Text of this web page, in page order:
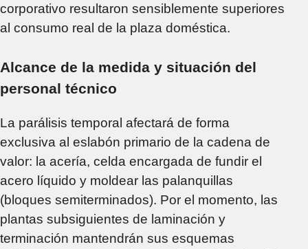
corporativo resultaron sensiblemente superiores
al consumo real de la plaza doméstica.
Alcance de la medida y situación del
personal técnico
La parálisis temporal afectará de forma
exclusiva al eslabón primario de la cadena de
valor: la acería, celda encargada de fundir el
acero líquido y moldear las palanquillas
(bloques semiterminados). Por el momento, las
plantas subsiguientes de laminación y
terminación mantendrán sus esquemas